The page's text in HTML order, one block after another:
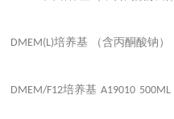
DMEM(L)培养基 （含丙酮酸钠）
DMEM/F12培养基 A19010 500ML